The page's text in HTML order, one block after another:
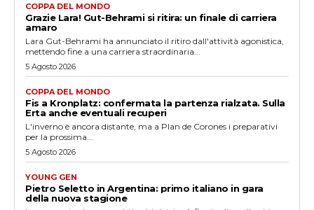
COPPA DEL MONDO
Grazie Lara! Gut-Behrami si ritira: un finale di carriera
amaro
Lara Gut-Behrami ha annunciato il ritiro dall'attività agonistica,
mettendo fine a una carriera straordinaria...
5 Agosto 2026
COPPA DEL MONDO
Fis a Kronplatz: confermata la partenza rialzata. Sulla
Erta anche eventuali recuperi
L'inverno è ancora distante, ma a Plan de Corones i preparativi
per la prossima...
5 Agosto 2026
YOUNG GEN
Pietro Seletto in Argentina: primo italiano in gara
della nuova stagione